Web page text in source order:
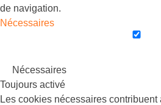
de navigation.
Nécessaires
Nécessaires
Toujours activé
Les cookies nécessaires